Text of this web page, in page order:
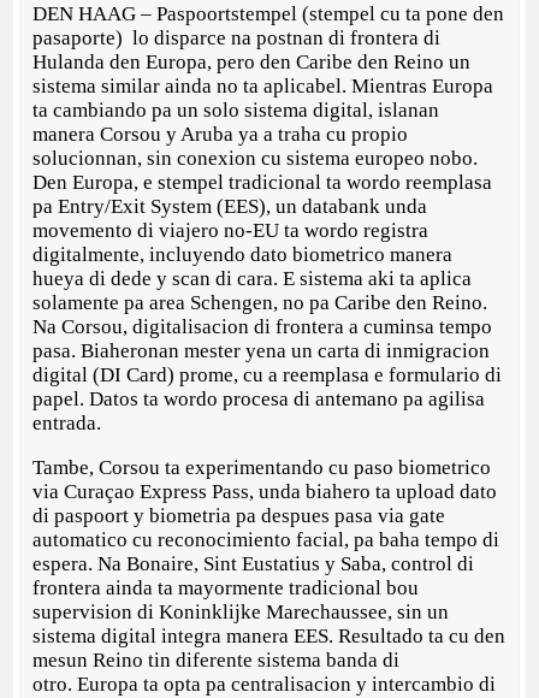
DEN HAAG – Paspoortstempel (stempel cu ta pone den
pasaporte) lo disparce na postnan di frontera di
Hulanda den Europa, pero den Caribe den Reino un
sistema similar ainda no ta aplicabel. Mientras Europa
ta cambiando pa un solo sistema digital, islanan
manera Corsou y Aruba ya a traha cu propio
solucionnan, sin conexion cu sistema europeo nobo.
Den Europa, e stempel tradicional ta wordo reemplasa
pa Entry/Exit System (EES), un databank unda
movemento di viajero no-EU ta wordo registra
digitalmente, incluyendo dato biometrico manera
hueya di dede y scan di cara. E sistema aki ta aplica
solamente pa area Schengen, no pa Caribe den Reino.
Na Corsou, digitalisacion di frontera a cuminsa tempo
pasa. Biaheronan mester yena un carta di inmigracion
digital (DI Card) prome, cu a reemplasa e formulario di
papel. Datos ta wordo procesa di antemano pa agilisa
entrada.
Tambe, Corsou ta experimentando cu paso biometrico
via Curaçao Express Pass, unda biahero ta upload dato
di paspoort y biometria pa despues pasa via gate
automatico cu reconocimiento facial, pa baha tempo di
espera. Na Bonaire, Sint Eustatius y Saba, control di
frontera ainda ta mayormente tradicional bou
supervision di Koninklijke Marechaussee, sin un
sistema digital integra manera EES. Resultado ta cu den
mesun Reino tin diferente sistema banda di
otro. Europa ta opta pa centralisacion y intercambio di